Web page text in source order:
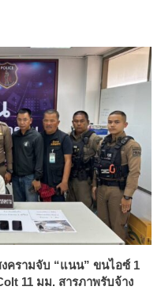
ครามจับ “แนน” ขนไอซ์ 1
11 มม. สารภาพรับจ้าง